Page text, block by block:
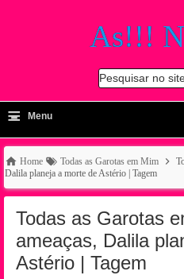
As!!!
Pesquisar no
-
≡ Menu
Home Todas as Garotas em Mim
Dalila planeja a morte de Astério | Tagem
Todas as Garotas
ameaças, Dalila
Astério | Tagem